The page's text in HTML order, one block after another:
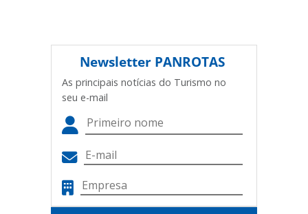
Newsletter PANROTAS
As principais notícias do Turismo no
seu e-mail